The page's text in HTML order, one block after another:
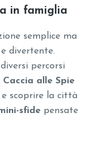
in famiglia
semplice ma
divertente.
percorsi
Caccia alle Spie
e scoprire la città
sfide pensate